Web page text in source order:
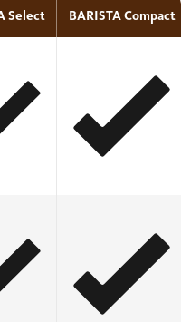
Select BARISTA Compact